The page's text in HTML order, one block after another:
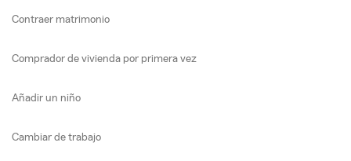
Contraer matrimonio
Comprador de vivienda por primera vez
Añadir un niño
Cambiar de trabajo